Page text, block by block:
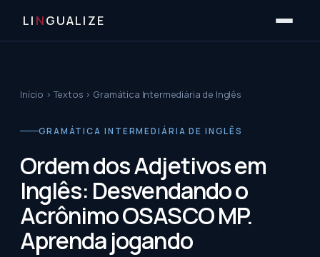
LI NGUALIZE
Início ›Textos › Gramática Intermediária de Inglês
GRAMÁTICA INTERMEDIÁRIA DE INGLÊS
Ordem dos Adjetivos em
Inglês: Desvendando o
Acrônimo OSASCO MP.
Aprenda jogando